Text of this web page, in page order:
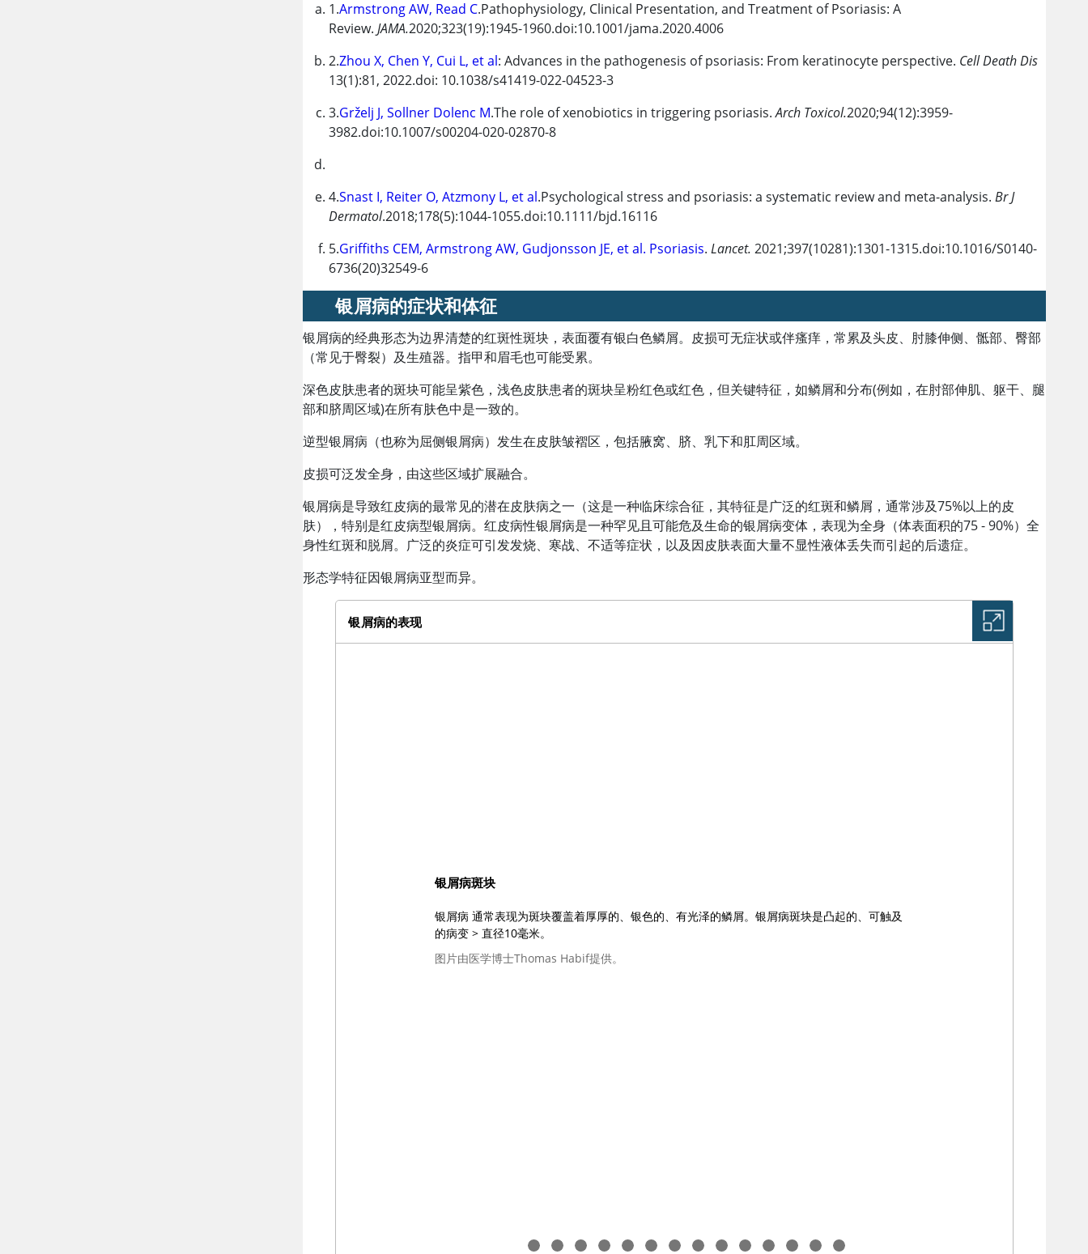
1.Armstrong AW, Read C.Pathophysiology, Clinical Presentation, and Treatment of Psoriasis: A
Review.JAMA.2020;323(19):1945-1960.doi:10.1001/jama.2020.4006
2.Zhou X, Chen Y, Cui L, et al: Advances in the pathogenesis of psoriasis: From keratinocyte perspective. Cell Death Dis
13(1):81, 2022.doi: 10.1038/s41419-022-04523-3
3.Grželj J, Sollner Dolenc M.The role of xenobiotics in triggering psoriasis.Arch Toxicol.2020;94(12):3959-
3982.doi:10.1007/s00204-020-02870-8
4.Snast I, Reiter O, Atzmony L, et al.Psychological stress and psoriasis: a systematic review and meta-analysis.Br J
Dermatol.2018;178(5):1044-1055.doi:10.1111/bjd.16116
5.Griffiths CEM, Armstrong AW, Gudjonsson JE, et al. Psoriasis.Lancet.2021;397(10281):1301-1315.doi:10.1016/S0140-
6736(20)32549-6
银屑病的症状和体征
银屑病的经典形态为边界清楚的红斑性斑块，表面覆有银白色鳞屑。皮损可无症状或伴瘙痒，常累及头皮、肘膝伸侧、骶部、臀部
（常见于臀裂）及生殖器。指甲和眉毛也可能受累。
深色皮肤患者的斑块可能呈紫色，浅色皮肤患者的斑块呈粉红色或红色，但关键特征，如鳞屑和分布(例如，在肘部伸肌、躯干、腿
部和脐周区域)在所有肤色中是一致的。
逆型银屑病（也称为屈侧银屑病）发生在皮肤皱褶区，包括腋窝、脐、乳下和肛周区域。
皮损可泛发全身，由这些区域扩展融合。
银屑病是导致红皮病的最常见的潜在皮肤病之一（这是一种临床综合征，其特征是广泛的红斑和鳞屑，通常涉及75%以上的皮
肤），特别是红皮病型银屑病。红皮病性银屑病是一种罕见且可能危及生命的银屑病变体，表现为全身（体表面积的75 - 90%）全
身性红斑和脱屑。广泛的炎症可引发发烧、寒战、不适等症状，以及因皮肤表面大量不显性液体丢失而引起的后遗症。
形态学特征因银屑病亚型而异。
银屑病的表现
银屑病斑块
银屑病 通常表现为斑块覆盖着厚厚的、银色的、有光泽的鳞屑。银屑病斑块是凸起的、可触及
的病变> 直径10毫米。
图片由医学博士Thomas Habif提供。